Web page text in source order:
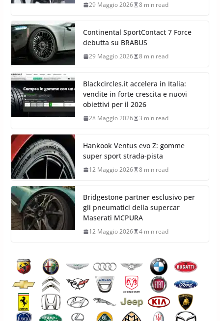
29 Maggio 2026 8 min read
Continental SportContact 7 Force
debutta su BRABUS
29 Maggio 2026 8 min read
Blackcircles.it accelera in Italia:
vendite in forte crescita e nuovi
obiettivi per il 2026
28 Maggio 2026 3 min read
Hankook Ventus evo Z: gomme
super sport strada-pista
12 Maggio 2026 8 min read
Bridgestone partner esclusivo per
gli pneumatici della supercar
Maserati MCPURA
12 Maggio 2026 4 min read